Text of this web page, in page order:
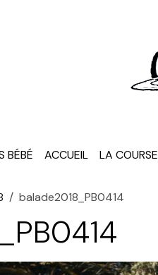
BÉBÉ ACCUEIL LA COURSE
balade2018_PB0414